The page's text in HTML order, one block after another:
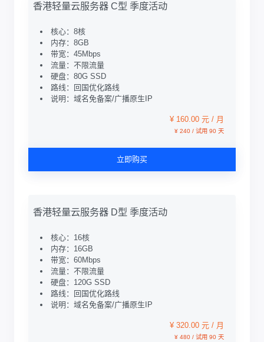
香港轻量云服务器 C型 季度活动
核心：8核
内存：8GB
带宽：45Mbps
流量：不限流量
硬盘：80G SSD
路线：回国优化路线
说明：域名免备案/广播原生IP
¥ 160.00 元 / 月
¥ 240 / 试用 90 天
立即购买
香港轻量云服务器 D型 季度活动
核心：16核
内存：16GB
带宽：60Mbps
流量：不限流量
硬盘：120G SSD
路线：回国优化路线
说明：域名免备案/广播原生IP
¥ 320.00 元 / 月
¥ 480 / 试用 90 天